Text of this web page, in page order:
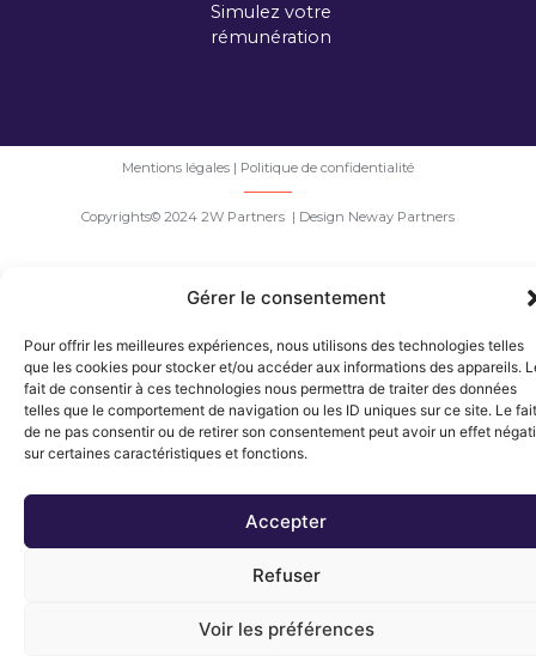
Gérer le consentement
Pour offrir les meilleures expériences, nous utilisons des technologies telles
que les cookies pour stocker et/ou accéder aux informations des appareils.
fait de consentir à ces technologies nous permettra de traiter des données
telles que le comportement de navigation ou les ID uniques sur ce site. Le fait
de ne pas consentir ou de retirer son consentement peut avoir un effet
sur certaines caractéristiques et fonctions.
Accepter
Refuser
Voir les préférences
Simulez votre
rémunération
Mentions légales | Politique de confidentialité
Copyrights© 2024 2W Partners | Design Neway Partners